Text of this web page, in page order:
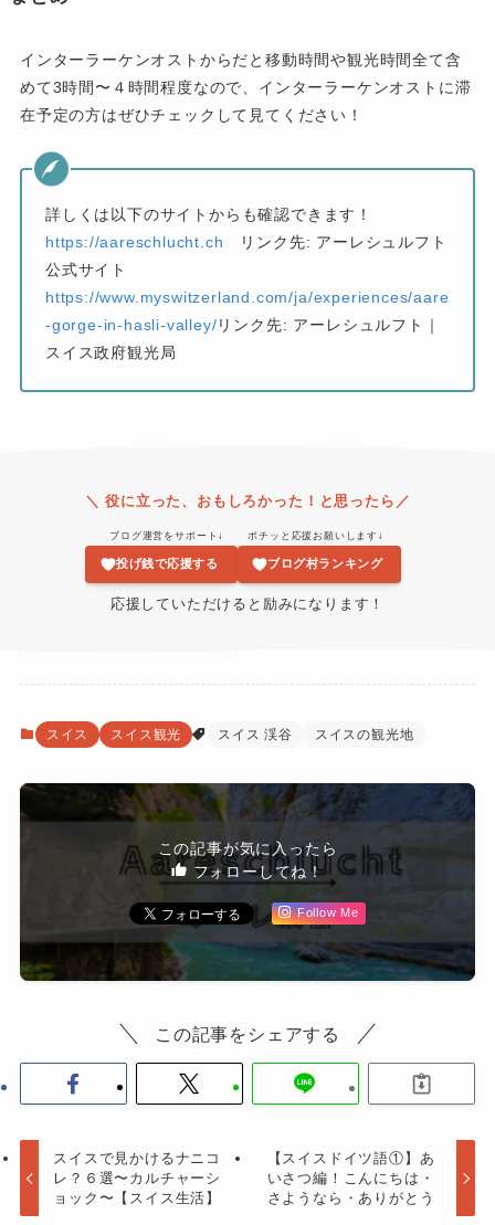
インターラーケンオストからだと移動時間や観光時間全て含
めて3時間〜４時間程度なので、インターラーケンオストに滞
在予定の方はぜひチェックして見てください！
詳しくは以下のサイトからも確認できます！
https://aareschlucht.ch リンク先: アーレシュルフト
公式サイト
https://www.myswitzerland.com/ja/experiences/aare
-gorge-in-hasli-valley/リンク先: アーレシュルフト｜
スイス政府観光局
＼ 役に立った、おもしろかった！と思ったら／
ブログ運営をサポート↓
投げ銭で応援する
ポチッと応援お願いします↓
ブログ村ランキング
応援していただけると励みになります！
スイス スイス観光 スイス 渓谷 スイスの観光地
この記事が気に入ったら
フォローしてね！
Follow Me
この記事をシェアする
スイスで見かけるナニコ
レ？６選〜カルチャーシ
ョック〜【スイス生活】
【スイスドイツ語①】あ
いさつ編！こんにちは・
さようなら・ありがとう